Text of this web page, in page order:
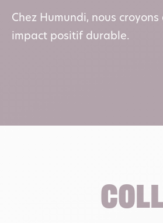
Chez Humundi, nous
impact positif durable.